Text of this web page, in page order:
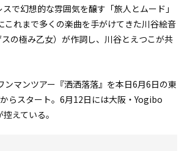
で幻想的な雰囲気を醸す「旅人とムード」
これまで多くの楽曲を手がけてきた川谷絵音
の極み乙女）が作詞し、川谷とえつこが共
ンマンツアー『洒洒落落』を本日6月6日の東
らスタート。6月12日には大阪・Yogibo
えている。